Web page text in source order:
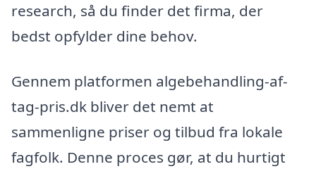
research, så du finder det firma, der
bedst opfylder dine behov.
Gennem platformen algebehandling-af-
tag-pris.dk bliver det nemt at
sammenligne priser og tilbud fra lokale
fagfolk. Denne proces gør, at du hurtigt